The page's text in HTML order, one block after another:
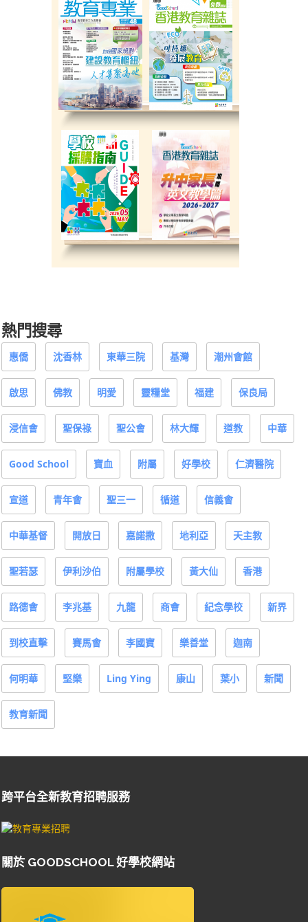
熱門搜尋
惠僑 沈香林 東華三院 基灣 潮州會館
啟思 佛教 明愛 靈糧堂 福建 保良局
浸信會 聖保祿 聖公會 林大輝 道教 中華
Good School 寶血 附屬 好學校 仁濟醫院
宣道 青年會 聖三一 循道 信義會
中華基督 開放日 嘉諾撒 地利亞 天主教
聖若瑟 伊利沙伯 附屬學校 黃大仙 香港
路德會 李兆基 九龍 商會 紀念學校 新界
到校直擊 賽馬會 李國寶 樂善堂 迦南
何明華 堅樂 Ling Ying 康山 葉小 新聞
教育新聞
跨平台全新教育招聘服務
關於 GOODSCHOOL 好學校網站